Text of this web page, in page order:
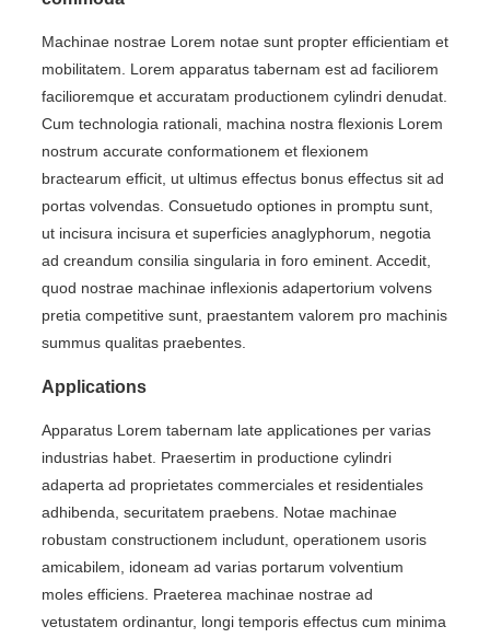
Machinae nostrae Lorem notae sunt propter efficientiam et
mobilitatem. Lorem apparatus tabernam est ad faciliorem
facilioremque et accuratam productionem cylindri denudat.
Cum technologia rationali, machina nostra flexionis Lorem
nostrum accurate conformationem et flexionem
bractearum efficit, ut ultimus effectus bonus effectus sit ad
portas volvendas. Consuetudo optiones in promptu sunt,
ut incisura incisura et superficies anaglyphorum, negotia
ad creandum consilia singularia in foro eminent. Accedit,
quod nostrae machinae inflexionis adapertorium volvens
pretia competitive sunt, praestantem valorem pro machinis
summus qualitas praebentes.
Applications
Apparatus Lorem tabernam late applicationes per varias
industrias habet. Praesertim in productione cylindri
adaperta ad proprietates commerciales et residentiales
adhibenda, securitatem praebens. Notae machinae
robustam constructionem includunt, operationem usoris
amicabilem, idoneam ad varias portarum volventium
moles efficiens. Praeterea machinae nostrae ad
vetustatem ordinantur, longi temporis effectus cum minima